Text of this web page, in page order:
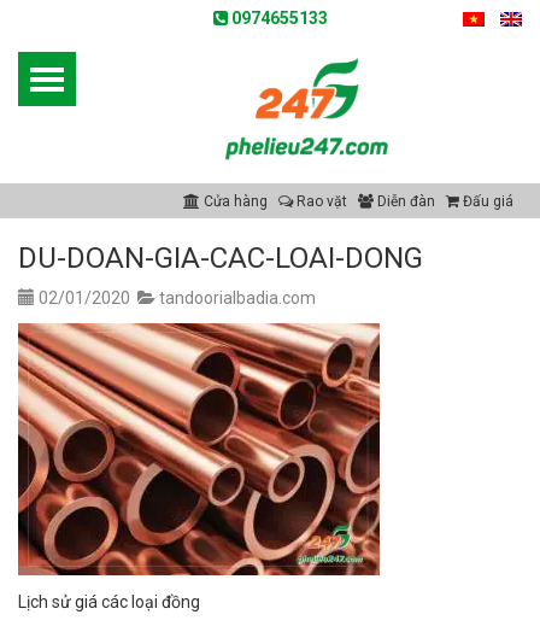
0974655133
Cửa hàng Rao vặt Diễn đàn Đấu giá
DU-DOAN-GIA-CAC-LOAI-DONG
02/01/2020 tandoorialbadia.com
Lịch sử giá các loại đồng